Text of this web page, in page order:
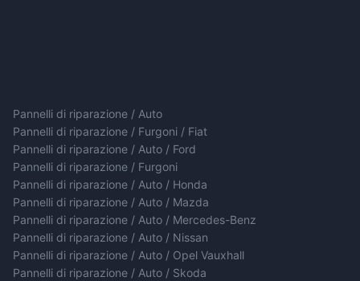
Pannelli di riparazione / Auto
Pannelli di riparazione / Furgoni / Fiat
Pannelli di riparazione / Auto / Ford
Pannelli di riparazione / Furgoni
Pannelli di riparazione / Auto / Honda
Pannelli di riparazione / Auto / Mazda
Pannelli di riparazione / Auto / Mercedes-Benz
Pannelli di riparazione / Auto / Nissan
Pannelli di riparazione / Auto / Opel Vauxhall
Pannelli di riparazione / Auto / Skoda